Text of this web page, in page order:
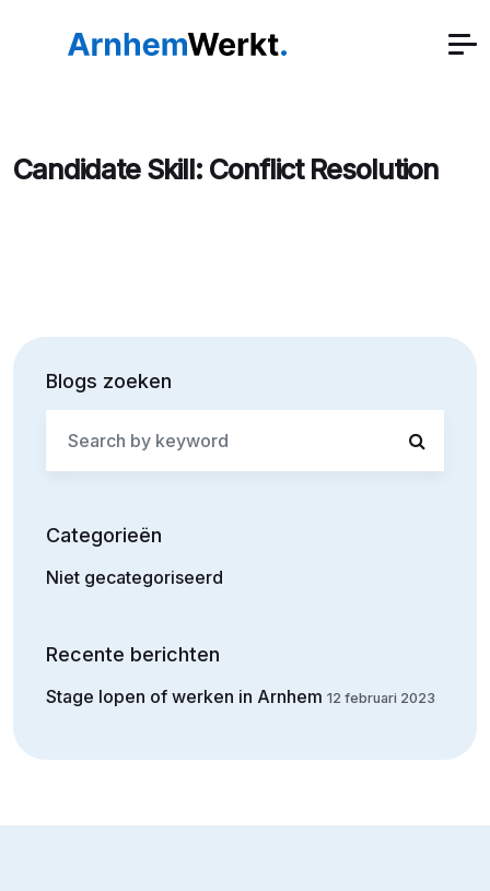
Candidate Skill: Conflict Resolution
Blogs zoeken
for:
Categorieën
Niet gecategoriseerd
Recente berichten
Stage lopen of werken in Arnhem 12 februari 2023